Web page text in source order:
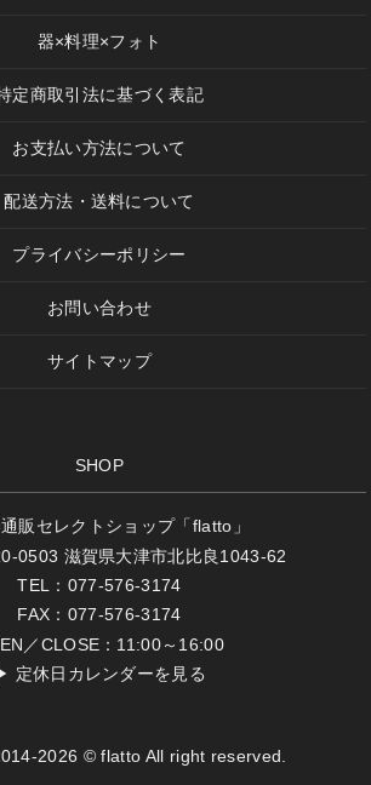
器×料理×フォト
定商取引法に基づく表記
お支払い方法について
配送方法・送料について
プライバシーポリシー
お問い合わせ
サイトマップ
SHOP
販セレクトショップ「flatto」
0503 滋賀県大津市北比良1043-62
TEL：077-576-3174
FAX：077-576-3174
／CLOSE：11:00～16:00
定休日カレンダーを見る
2026 © flatto All right reserved.